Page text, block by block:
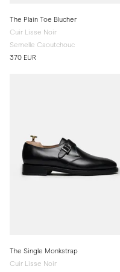
The Plain Toe Blucher
Cuir Lisse Noir
Semelle Caoutchouc
370 EUR
The Single Monkstrap
Cuir Lisse Noir